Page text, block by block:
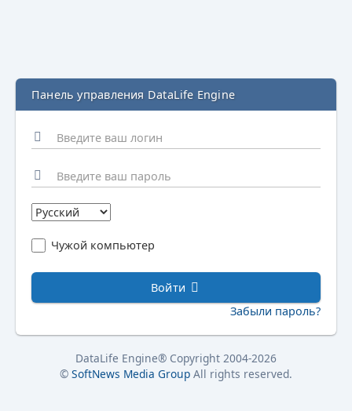
Панель управления DataLife Engine
Чужой компьютер
Войти
Забыли пароль?
DataLife Engine® Copyright 2004-2026
© SoftNews Media Group All rights reserved.